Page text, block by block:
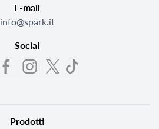
E-mail
info@spark.it
Social
Prodotti